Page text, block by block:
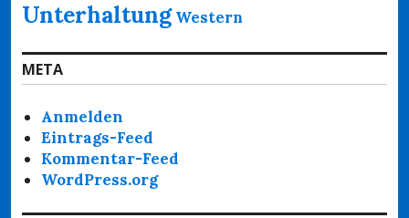
Unterhaltung Western
META
Anmelden
Eintrags-Feed
Kommentar-Feed
WordPress.org